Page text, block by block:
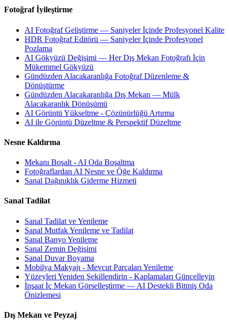
Fotoğraf İyileştirme
AI Fotoğraf Geliştirme — Saniyeler İçinde Profesyonel Kalite
HDR Fotoğraf Editörü — Saniyeler İçinde Profesyonel
Pozlama
AI Gökyüzü Değişimi — Her Dış Mekan Fotoğrafı İçin
Mükemmel Gökyüzü
Gündüzden Alacakaranlığa Fotoğraf Düzenleme &
Dönüştürme
Gündüzden Alacakaranlığa Dış Mekan — Mülk
Alacakaranlık Dönüşümü
AI Görüntü Yükseltme - Çözünürlüğü Artırma
AI ile Görüntü Düzeltme & Perspektif Düzeltme
Nesne Kaldırma
Mekanı Boşalt - AI Oda Boşaltma
Fotoğraflardan AI Nesne ve Öğe Kaldırma
Sanal Dağınıklık Giderme Hizmeti
Sanal Tadilat
Sanal Tadilat ve Yenileme
Sanal Mutfak Yenileme ve Tadilat
Sanal Banyo Yenileme
Sanal Zemin Değişimi
Sanal Duvar Boyama
Mobilya Makyajı - Mevcut Parçaları Yenileme
Yüzeyleri Yeniden Şekillendirin - Kaplamaları Güncelleyin
İnşaat İç Mekan Görselleştirme — AI Destekli Bitmiş Oda
Önizlemesi
Dış Mekan ve Peyzaj